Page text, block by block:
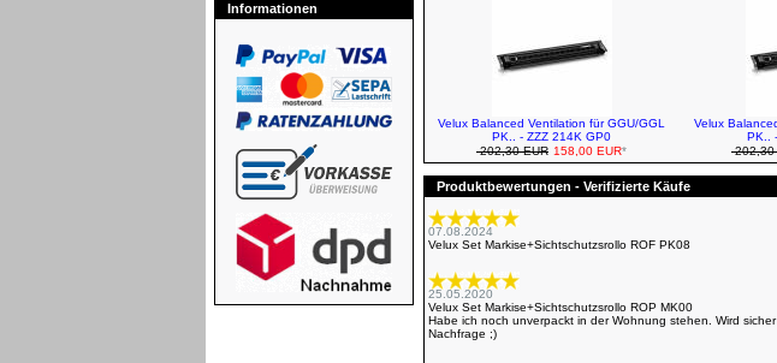
Informationen
Velux Balanced Ventilation für GGU/GGL
PK.. - ZZZ 214K GP0
202,30 EUR 158,00 EUR*
Velux
PK..
202,30
Produktbewertungen - Verifizierte Käufe
07.08.2024
Velux Set Markise+Sichtschutzsrollo ROF PK08
25.05.2020
Velux Set Markise+Sichtschutzsrollo ROP MK00
Habe ich noch unverpackt in der Wohnung stehen. Wird
Nachfrage ;)